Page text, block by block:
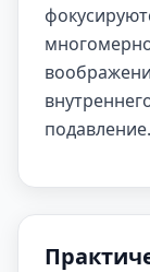
подавление.